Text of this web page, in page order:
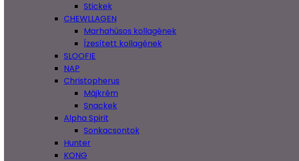
Stickek
CHEWLLAGEN
Marhahúsos kollagének
Ízesített kollagének
SLOOFIE
NAP
Christopherus
Májkrém
Snackek
Alpha Spirit
Sonkacsontok
Hunter
KONG